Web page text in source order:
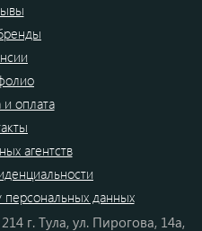
и оплата
агентств
персональных данных
г. Тула, ул. Пирогова, 14а,